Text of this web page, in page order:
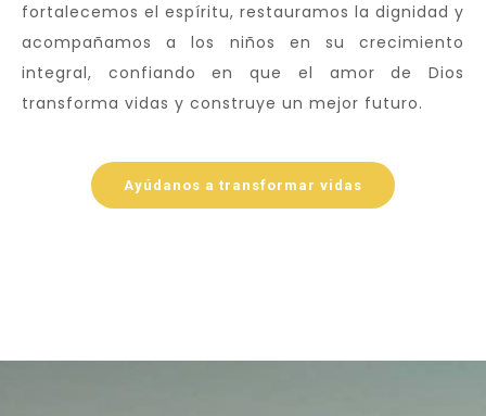
fortalecemos el espíritu, restauramos la dignidad y
acompañamos a los niños en su crecimiento
integral, confiando en que el amor de Dios
transforma vidas y construye un mejor futuro.
Ayúdanos a transformar vidas